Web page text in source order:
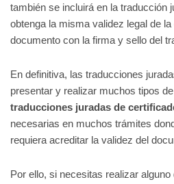
también se incluirá en la traducción
obtenga la misma validez legal de
documento con la firma y sello del
En definitiva, las traducciones
presentar y realizar muchos tipos
traducciones juradas de
necesarias en muchos trámites
requiera acreditar la validez del
Por ello, si necesitas realizar